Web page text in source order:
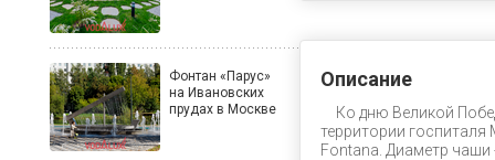
Описание
Ко дню Великой
территории
Fontana. Диаметр чаши
Фонтан «Парус»
на Ивановских
прудах в Москве